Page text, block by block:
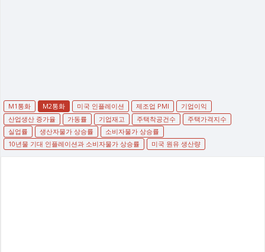
M1통화 M2통화 미국 인플레이션 제조업 PMI
기업이익
산업생산 증가율
가동률 기업재고 주택착공건수
주택가격지수
실업률
생산자물가 상승률
소비자물가 상승률
10년물 기대 인플레이션과 소비자물가 상승률
미국 원유 생산량